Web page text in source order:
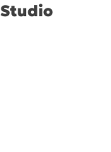
Studio